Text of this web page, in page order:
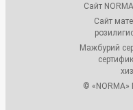
Сайт
Сайт
Мажбурий
©